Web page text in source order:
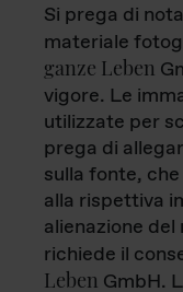
Si prega di
materiale
ganze Leben
vigore. Le
utilizzate per
prega di
sulla fonte,
alla rispettiva
alienazione
richiede il
Leben GmbH.